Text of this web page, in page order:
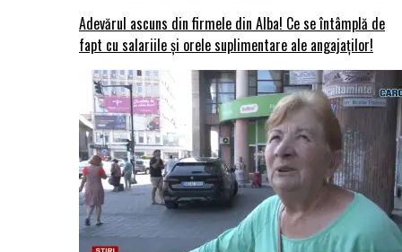
Adevărul ascuns din firmele din Alba! Ce se întâmplă de
fapt cu salariile și orele suplimentare ale angajaților!